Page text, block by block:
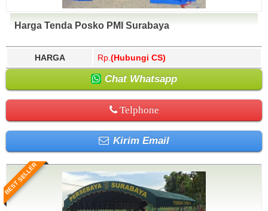
Harga Tenda Posko PMI Surabaya
HARGA Rp. (Hubungi CS)
Chat Whatsapp
Telphone
Kirim Email
BEST SELLER